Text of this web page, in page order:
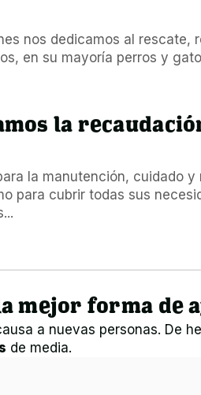
nos dedicamos al rescate,
en su mayoría perros y
la
la manutención, cuidado
para cubrir todas sus
mejor forma de
a nuevas personas. De
de media.